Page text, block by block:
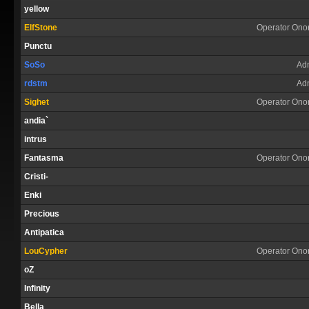
yellow
Operator
ElfStone
Punctu
SoSo
rdstm
Operator
Sighet
andia`
intrus
Operator
Fantasma
Cristi-
Enki
Precious
Antipatica
Operator
LouCypher
oZ
Infinity
Bella